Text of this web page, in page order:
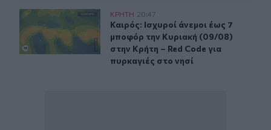
Καιρός: Ισχυροί άνεμοι έως 7 μποφόρ την Κυριακή
ΚΡΗΤΗ 20:47
Καιρός: Ισχυροί άνεμοι έως 7
Καιρός: Ισχυροί άνεμοι έως 7
μποφόρ την Κυριακή (09/08)
στην Κρήτη – Red Code για
πυρκαγιές στο νησί